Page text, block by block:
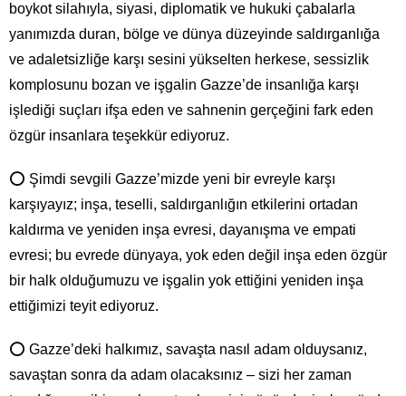
boykot silahıyla, siyasi, diplomatik ve hukuki çabalarla
yanımızda duran, bölge ve dünya düzeyinde saldırganlığa
ve adaletsizliğe karşı sesini yükselten herkese, sessizlik
komplosunu bozan ve işgalin Gazze’de insanlığa karşı
işlediği suçları ifşa eden ve sahnenin gerçeğini fark eden
özgür insanlara teşekkür ediyoruz.
⭕ Şimdi sevgili Gazze’mizde yeni bir evreyle karşı
karşıyayız; inşa, teselli, saldırganlığın etkilerini ortadan
kaldırma ve yeniden inşa evresi, dayanışma ve empati
evresi; bu evrede dünyaya, yok eden değil inşa eden özgür
bir halk olduğumuzu ve işgalin yok ettiğini yeniden inşa
ettiğimizi teyit ediyoruz.
⭕ Gazze’deki halkımız, savaşta nasıl adam olduysanız,
savaştan sonra da adam olacaksınız – sizi her zaman